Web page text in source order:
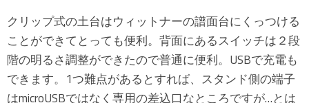
クリップ式の土台はウィットナーの譜面台にくっつける
ことができてとっても便利。背面にあるスイッチは２段
階の明るさ調整ができたので普通に便利。USBで充電も
できます。1つ難点があるとすれば、スタンド側の端子
はmicroUSBではなく専用の差込口なところですが…とは